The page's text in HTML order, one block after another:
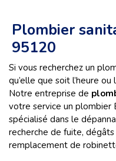
Plombier
95120
Si vous recherchez un
qu’elle que soit l’heure
Notre entreprise de
votre service un plombier
spécialisé dans le
recherche de fuite,
remplacement de